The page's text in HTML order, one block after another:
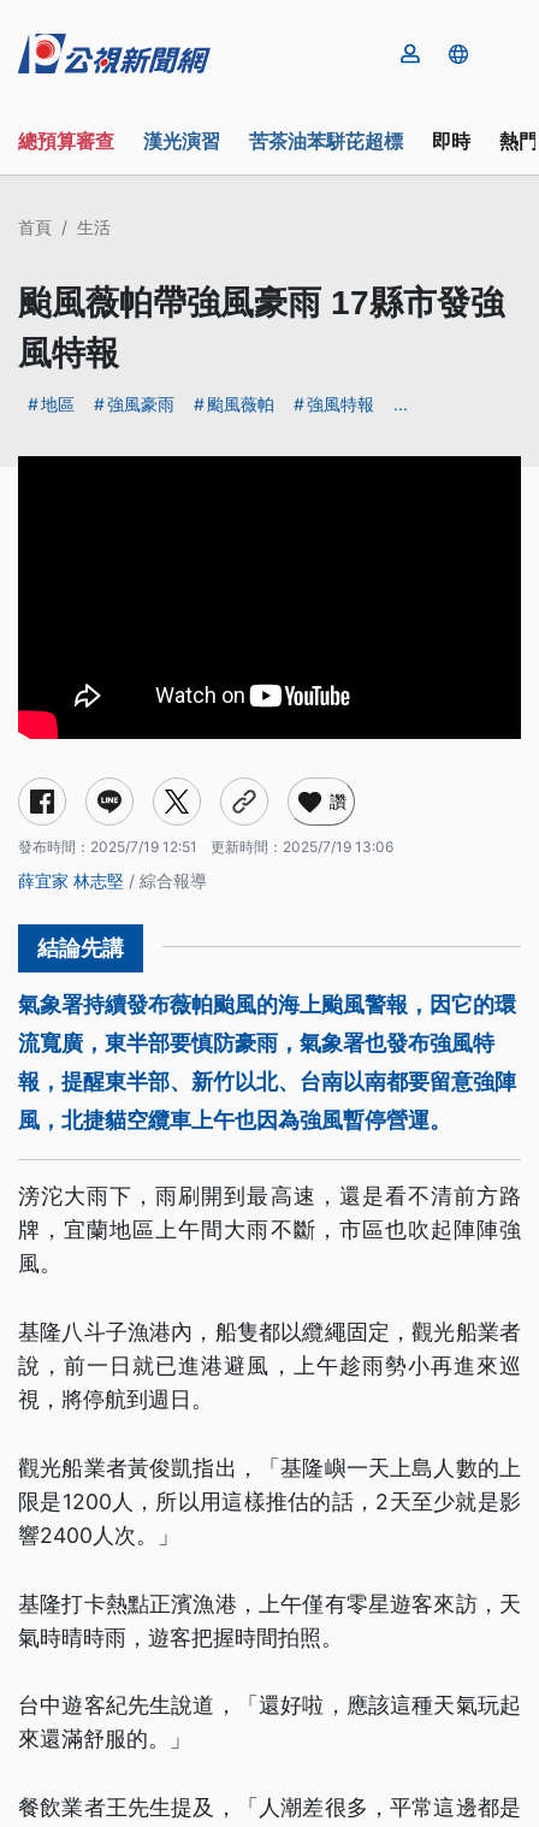
總預算審查 漢光演習 苦茶油苯駢芘超標 即時 熱
首頁 生活
颱風薇帕帶強風豪雨 17縣市發強
風特報
地區 強風豪雨 颱風薇帕 強風特報 ...
讚
發布時間： 2025/7/19 12:51 更新時間： 2025/7/19 13:06
薛宜家 林志堅 / 綜合報導
氣象署持續發布薇帕颱風的海上颱風警報，因它的環
流寬廣，東半部要慎防豪雨，氣象署也發布強風特
報，提醒東半部、新竹以北、台南以南都要留意強陣
風，北捷貓空纜車上午也因為強風暫停營運。
滂沱大雨下，雨刷開到最高速，還是看不清前方路
牌，宜蘭地區上午間大雨不斷，市區也吹起陣陣強
風。
基隆八斗子漁港內，船隻都以纜繩固定，觀光船業者
說，前一日就已進港避風，上午趁雨勢小再進來巡
視，將停航到週日。
觀光船業者黃俊凱指出，「基隆嶼一天上島人數的上
限是1200人，所以用這樣推估的話，2天至少就是影
響2400人次。」
基隆打卡熱點正濱漁港，上午僅有零星遊客來訪，天
氣時晴時雨，遊客把握時間拍照。
台中遊客紀先生說道，「還好啦，應該這種天氣玩起
來還滿舒服的。」
餐飲業者王先生提及，「人潮差很多，平常這邊都是